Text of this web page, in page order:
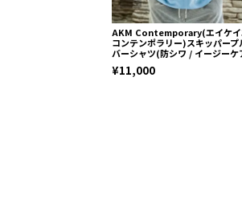
AKM Contemporary(エイケイ
コンテンポラリー)スキッパープ
バーシャツ(防シワ / イージーケ
¥11,000